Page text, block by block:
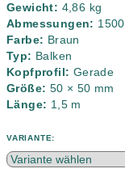
Gewicht: 4,86 kg
Abmessungen:
Farbe: Braun
Typ: Balken
Kopfprofil: Gerade
Größe: 50 × 50 mm
Länge: 1,5 m
VARIANTE: